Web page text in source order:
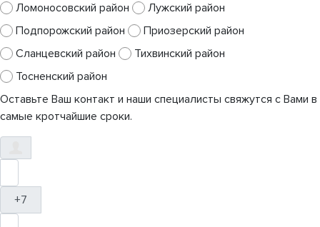
Ломоносовский район
Лужский район
Подпорожский район
Приозерский район
Сланцевский район
Тихвинский район
Тосненский район
Оставьте Ваш контакт и наши специалисты свяжутся с Вами в
самые кротчайшие сроки.
+7